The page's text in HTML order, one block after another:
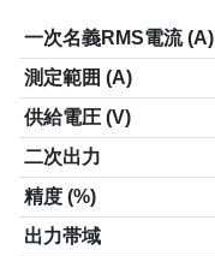
一次名義RMS電流 (A)
測定範囲 (A)
供給電圧 (V)
二次出力
精度 (%)
出力帯域